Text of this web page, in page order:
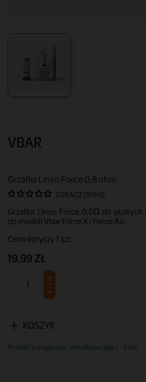
VBAR
Grzałka Linvo Force 0,8 ohm
ZOBACZ OPINIE
Grzałka Linvo Force 0,8Ω do
do modeli Vbar Force X i Force Air.
Cena dotyczy 1 szt.
19,99 ZŁ
KOSZYK
Produkt w magazynie. Wysyłka w ciągu 1 - 3 dni.